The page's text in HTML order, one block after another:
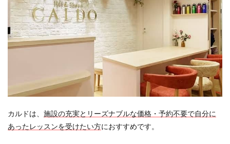
く体
験レ
ッス
ンで
きる
オは
ど
5.3
カルドは、 施設の充実とリーズナブルな価格・予約不要で自分に
あったレッスンを受けたい方におすすめです。